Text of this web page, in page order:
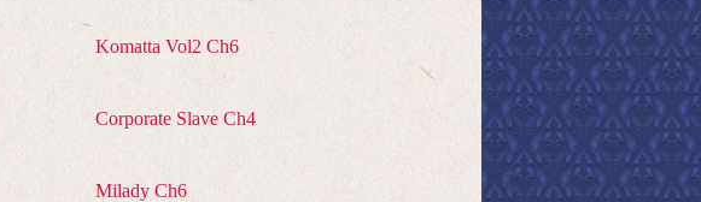
Komatta Vol2 Ch6
Corporate Slave Ch4
Milady Ch6